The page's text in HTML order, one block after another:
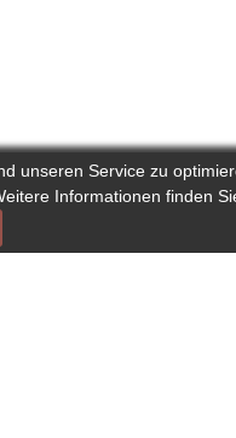
unseren Service zu
Informationen finden